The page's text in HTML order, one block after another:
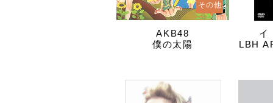
その他
AKB48
僕の太陽
イ
LBH